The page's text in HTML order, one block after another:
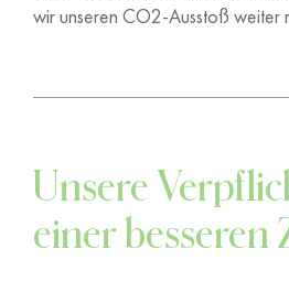
wir unseren CO2-Ausstoß weiter
Unsere
einer besseren